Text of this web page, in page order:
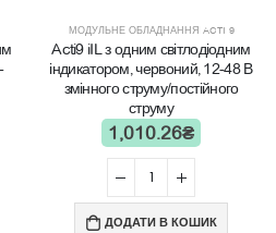
МОДУЛЬНЕ ОБЛАДНАННЯ ACTI 9
Acti9 iIL з одним світлодіодним
індикатором, червоний, 12-48 В
змінного струму/постійного
струму
1,010.26₴
ДОДАТИ В КОШИК